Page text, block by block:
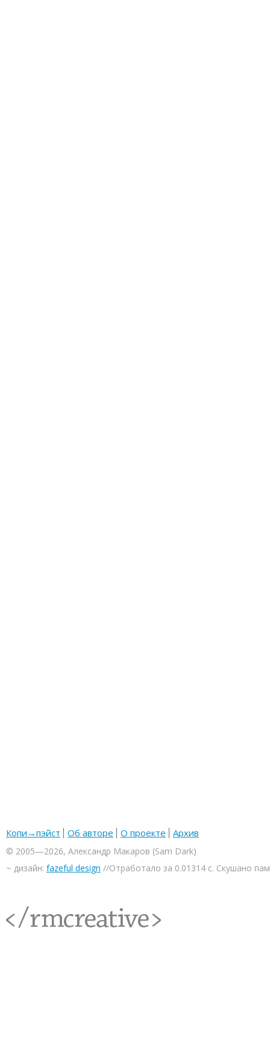
Копи→пэйст Об авторе О проекте Архив
© 2005—2026, Александр Макаров (Sam Dark)
~ дизайн: fazeful design //Отработало за 0.01314 с. Скушано
<rmcreative/>